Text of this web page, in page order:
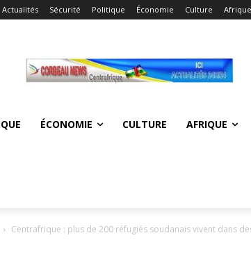
Actualités Sécurité Politique Économie Culture Afrique
ÉCONOMIE CULTURE AFRIQUE
Centrafrique : plus de 200 réfugiés soudanais vivent dans